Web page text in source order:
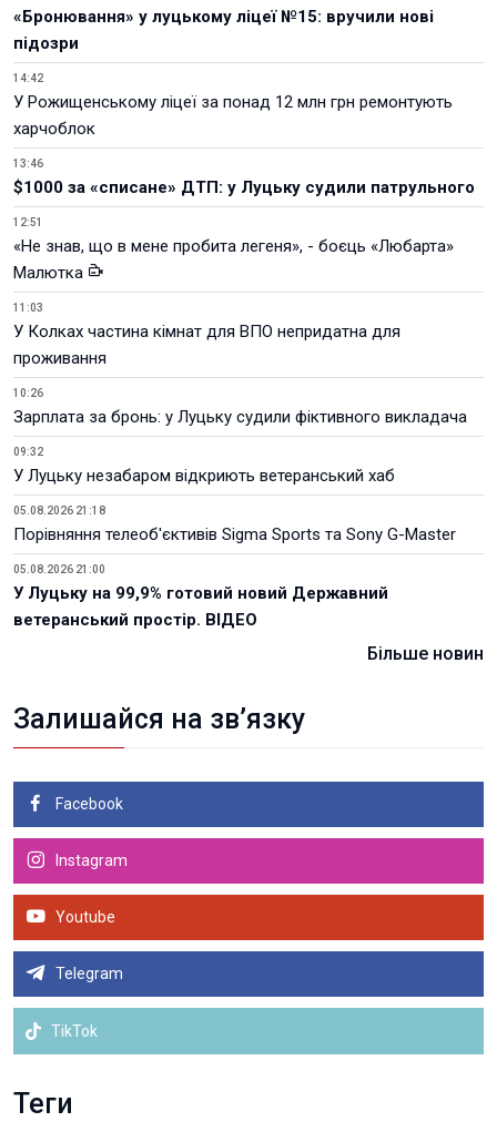
«Бронювання» у луцькому ліцеї №15: вручили нові
підозри
14:42
У Рожищенському ліцеї за понад 12 млн грн ремонтують
харчоблок
13:46
$1000 за «списане» ДТП: у Луцьку судили патрульного
12:51
«Не знав, що в мене пробита легеня», - боєць «Любарта»
Малютка
11:03
У Колках частина кімнат для ВПО непридатна для
проживання
10:26
Зарплата за бронь: у Луцьку судили фіктивного викладача
09:32
У Луцьку незабаром відкриють ветеранський хаб
05.08.2026 21:18
Порівняння телеоб'єктивів Sigma Sports та Sony G-Master
05.08.2026 21:00
У Луцьку на 99,9% готовий новий Державний
ветеранський простір. ВІДЕО
Більше новин
Залишайся на зв’язку
Facebook
Instagram
Youtube
Telegram
TikTok
Теги